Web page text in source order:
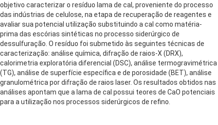
objetivo caracterizar o resíduo lama de cal, proveniente do processo
das indústrias de celulose, na etapa de recuperação de reagentes e
avaliar sua potencial utilização substituindo a cal como matéria-
prima das escórias sintéticas no processo siderúrgico de
dessulfuração. O resíduo foi submetido às seguintes técnicas de
caracterização: análise química, difração de raios-X (DRX),
calorimetria exploratória diferencial (DSC), análise termogravimétrica
(TG), análise de superfície específica e de porosidade (BET), análise
granulométrica por difração de raios laser. Os resultados obtidos nas
análises apontam que a lama de cal possui teores de CaO potenciais
para a utilização nos processos siderúrgicos de refino.